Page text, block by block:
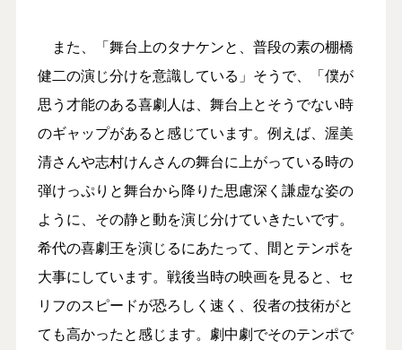
また、「舞台上のタナケンと、普段の素の棚橋
健二の演じ分けを意識している」そうで、「僕が
思う才能のある喜劇人は、舞台上とそうでない時
のギャップがあると感じています。例えば、渥美
清さんや志村けんさんの舞台に上がっている時の
弾けっぷりと舞台から降りた思慮深く謙虚な姿の
ように、その静と動を演じ分けていきたいです。
希代の喜劇王を演じるにあたって、間とテンポを
大事にしています。戦後当時の映画を見ると、セ
リフのスピードが恐ろしく速く、役者の技術がと
ても高かったと感じます。劇中劇でそのテンポで